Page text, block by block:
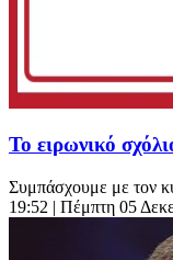
Το ειρωνικό
Συμπάσχουμε με τον
19:52 | Πέμπτη 05